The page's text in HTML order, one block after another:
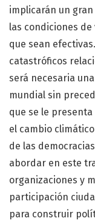
implicarán un
las condiciones
que sean
catastróficos
será necesaria
mundial sin
que se le
el cambio
de las
abordar en este
organizaciones y
participación
para construir